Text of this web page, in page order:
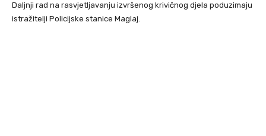
Daljnji rad na rasvjetljavanju izvršenog krivičnog djela poduzimaju
istražitelji Policijske stanice Maglaj.